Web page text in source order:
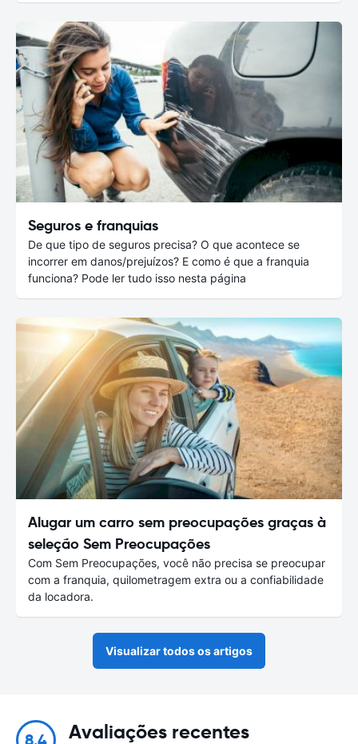
Seguros e franquias
De que tipo de seguros precisa? O que acontece se
incorrer em danos/prejuízos? E como é que a franquia
funciona? Pode ler tudo isso nesta página
Alugar um carro sem preocupações graças à
seleção Sem Preocupações
Com Sem Preocupações, você não precisa se preocupar
com a franquia, quilometragem extra ou a confiabilidade
da locadora.
Visualizar todos os artigos
Avaliações recentes